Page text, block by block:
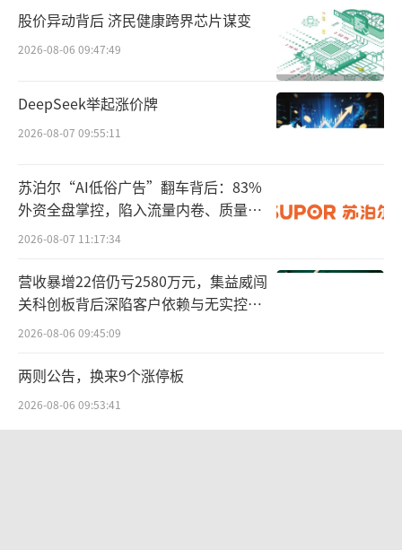
应链体系打造，加强技术储备和创新，加快数
字化营销体系和现代企业管理体系建设。同
时，该公司借助上市，能够推进企业建立良好
的股权激励机制。
是地方政府表态支持。
2019年4月，河北省奶业振兴工作领导小组
案》中多次提及君乐宝，并且强调，“支持君
乐宝乳业集团主板上市，拓展融资渠道（河北
证监局负责）。”
同年，该公司从蒙牛体系中剥离。蒙牛以
股价异动背后 济民健康跨界芯片谋变
2026-08-06 09:47:49
DeepSeek举起涨价牌
2026-08-07 09:55:11
苏泊尔“AI低俗广告”翻车背后：83%
外资全盘掌控，陷入流量内卷、质量频
发的负循环
2026-08-07 11:17:34
营收暴增22倍仍亏2580万元，集益威闯
关科创板背后深陷客户依赖与无实控人
困局
2026-08-06 09:45:09
两则公告，换来9个涨停板
2026-08-06 09:53:41